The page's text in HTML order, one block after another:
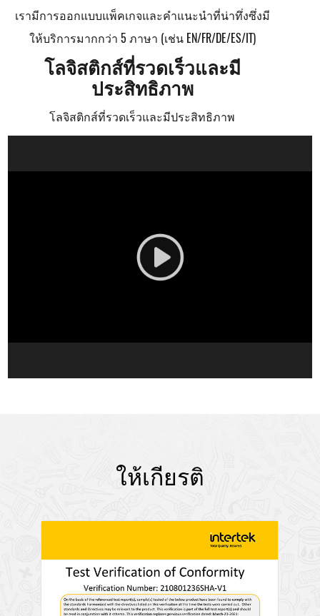
เรามีการออกแบบแพ็คเกจและคำแนะนำที่น่าทึ่งซึ่งมี
ให้บริการมากกว่า 5 ภาษา (เช่น EN/FR/DE/ES/IT)
โลจิสติกส์ที่รวดเร็วและมี
ประสิทธิภาพ
โลจิสติกส์ที่รวดเร็วและมีประสิทธิภาพ
ให้เกียรติ